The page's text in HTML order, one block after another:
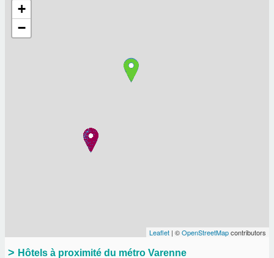
+
−
Leaflet | ©OpenStreetMapcontributors
Hôtels à proximité du métro Varenne